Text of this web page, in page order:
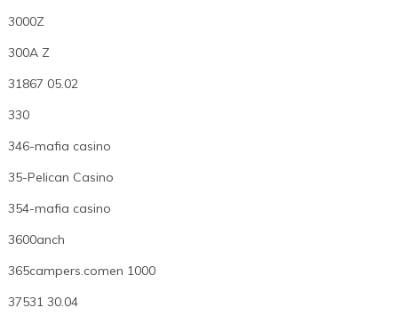
3000Z
300A Z
31867 05.02
330
346-mafia casino
35-Pelican Casino
354-mafia casino
3600anch
365campers.comen 1000
37531 30.04